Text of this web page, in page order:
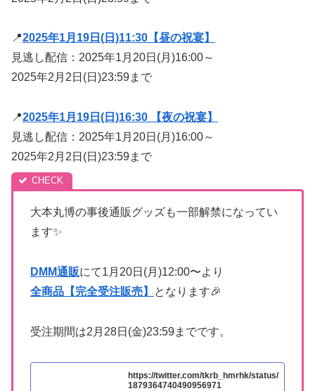
📍2025年1月19日(日)11:30【昼の祝宴】
見逃し配信：2025年1月20日(月)16:00～
2025年2月2日(日)23:59まで
📍2025年1月19日(日)16:30 【夜の祝宴】
見逃し配信：2025年1月20日(月)16:00～
2025年2月2日(日)23:59まで
大本丸博の事後通販グッズも一部解禁になってい
ます✨
DMM通販にて1月20日(月)12:00〜より
全商品【完全受注販売】
となります🎉
受注期間は2月28日(金)23:59までです。
https://twitter.com/tkrb_hmrhk/status/
1879364740490956971